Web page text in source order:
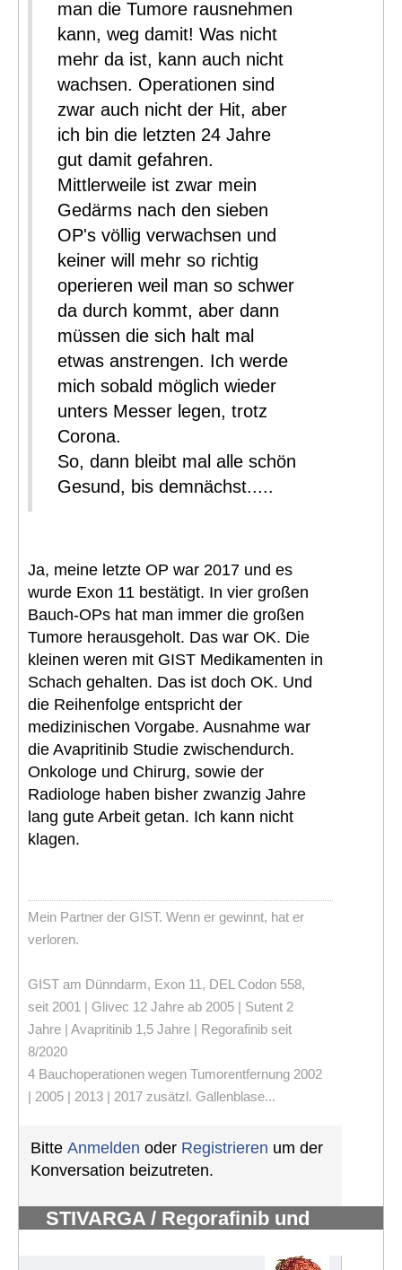
man die Tumore rausnehmen
kann, weg damit! Was nicht
mehr da ist, kann auch nicht
wachsen. Operationen sind
zwar auch nicht der Hit, aber
ich bin die letzten 24 Jahre
gut damit gefahren.
Mittlerweile ist zwar mein
Gedärms nach den sieben
OP's völlig verwachsen und
keiner will mehr so richtig
operieren weil man so schwer
da durch kommt, aber dann
müssen die sich halt mal
etwas anstrengen. Ich werde
mich sobald möglich wieder
unters Messer legen, trotz
Corona.
So, dann bleibt mal alle schön
Gesund, bis demnächst.....
Ja, meine letzte OP war 2017 und es
wurde Exon 11 bestätigt. In vier großen
Bauch-OPs hat man immer die großen
Tumore herausgeholt. Das war OK. Die
kleinen weren mit GIST Medikamenten in
Schach gehalten. Das ist doch OK. Und
die Reihenfolge entspricht der
medizinischen Vorgabe. Ausnahme war
die Avapritinib Studie zwischendurch.
Onkologe und Chirurg, sowie der
Radiologe haben bisher zwanzig Jahre
lang gute Arbeit getan. Ich kann nicht
klagen.
Mein Partner der GIST. Wenn er gewinnt, hat er
verloren.
GIST am Dünndarm, Exon 11, DEL Codon 558,
seit 2001 | Glivec 12 Jahre ab 2005 | Sutent 2
Jahre | Avapritinib 1,5 Jahre | Regorafinib seit
8/2020
4 Bauchoperationen wegen Tumorentfernung 2002
| 2005 | 2013 | 2017 zusätzl. Gallenblase...
Bitte Anmelden oder Registrieren um der
Konversation beizutreten.
STIVARGA / Regorafinib und